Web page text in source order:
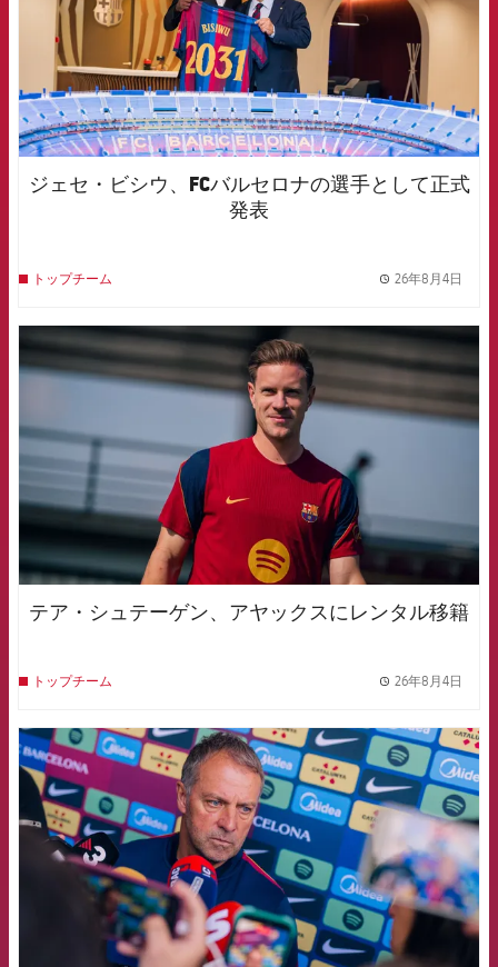
ジェセ・ビシウ、FCバルセロナの選手として正式
発表
トップチーム 26年8月4日
FCB Barcelona badge
テア・シュテーゲン、アヤックスにレンタル移籍
トップチーム 26年8月4日
FCB Barcelona badge